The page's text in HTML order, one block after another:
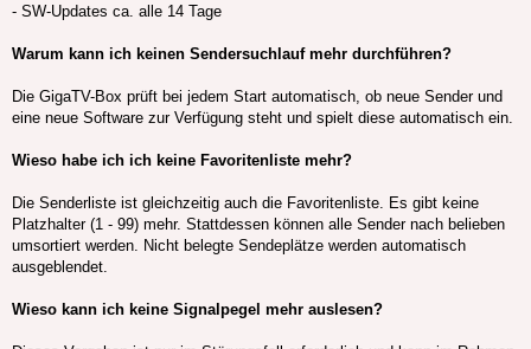
- SW-Updates ca. alle 14 Tage
Warum kann ich keinen Sendersuchlauf mehr durchführen?
Die GigaTV-Box prüft bei jedem Start automatisch, ob neue Sender und
eine neue Software zur Verfügung steht und spielt diese automatisch ein.
Wieso habe ich ich keine Favoritenliste mehr?
Die Senderliste ist gleichzeitig auch die Favoritenliste. Es gibt keine
Platzhalter (1 - 99) mehr. Stattdessen können alle Sender nach belieben
umsortiert werden. Nicht belegte Sendeplätze werden automatisch
ausgeblendet.
Wieso kann ich keine Signalpegel mehr auslesen?